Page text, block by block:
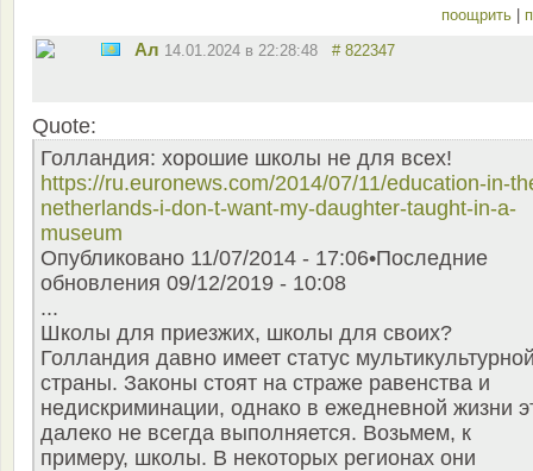
поощрить
Ал 14.01.2024 в 22:28:48 # 822347
Quote:
Голландия: хорошие школы не для всех!
https://ru.euronews.com/2014/07/11/education-in-
netherlands-i-don-t-want-my-daughter-taught-in-a-
museum
Опубликовано 11/07/2014 - 17:06•Последние
обновления 09/12/2019 - 10:08
...
Школы для приезжих, школы для своих?
Голландия давно имеет статус
страны. Законы стоят на страже равенства и
недискриминации, однако в ежедневной жизни
далеко не всегда выполняется. Возьмем, к
примеру, школы. В некоторых регионах они